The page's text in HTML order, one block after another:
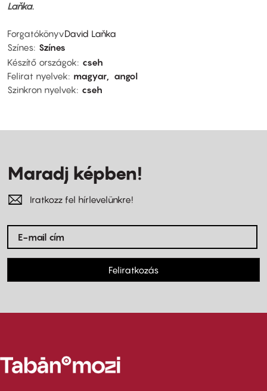
Laňka.
ForgatókönyvDavid Laňka
Színes Színes
Készítő országok
cseh
Felirat nyelvek
magyar
angol
Szinkron nyelvek
cseh
Maradj képben!
Iratkozz fel hírlevelünkre!
Feliratkozás